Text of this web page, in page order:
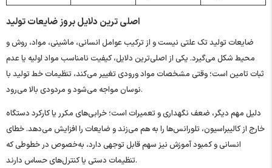
اصلی ترین دلایل بروز ضایعات تولید
ضایعات تولید تک‌ علتی نیست و از ترکیب عوامل انسانی، ماشینی، مواد، روش و
محیط شکل می‌گیرد. یکی از اصلی‌ترین دلایل، کیفیت نامناسب مواد اولیه یا عدم
ثبات تامین است؛ وقتی مشخصات مواد ورودی تغییر می‌کند، تنظیمات خط تولید با
نوسان مواجه می‌شود و مردودی بالا می‌رود.
دلیل مهم دیگر، ضعف نگهداری و تعمیرات است؛ خرابی‌های مکرر یا کارکرد دستگاه
خارج از کالیبراسیون، تلورانس‌ها را به هم می‌زند و ضایعات را افزایش می‌دهد. خطای
انسانی و کمبود آموزش نیز سهم قابل توجهی دارد، به‌خصوص در خطوطی که
تنظیمات دستی یا کنترل‌های حساس دارند.